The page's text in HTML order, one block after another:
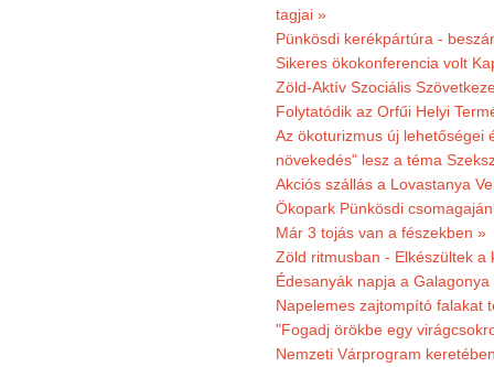
tagjai »
Pünkösdi kerékpártúra -
Sikeres ökokonferencia volt
Zöld-Aktív Szociális
Folytatódik az Orfűi Helyi
Az ökoturizmus új lehetőségei
növekedés" lesz a téma
Akciós szállás a Lovastanya
Ökopark Pünkösdi
Már 3 tojás van a fészekben »
Zöld ritmusban - Elkészültek
Édesanyák napja a
Napelemes zajtompító falakat
"Fogadj örökbe egy
Nemzeti Várprogram